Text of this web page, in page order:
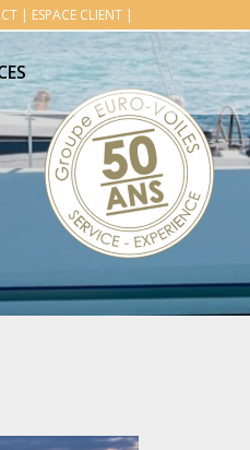
| ESPACE CLIENT |